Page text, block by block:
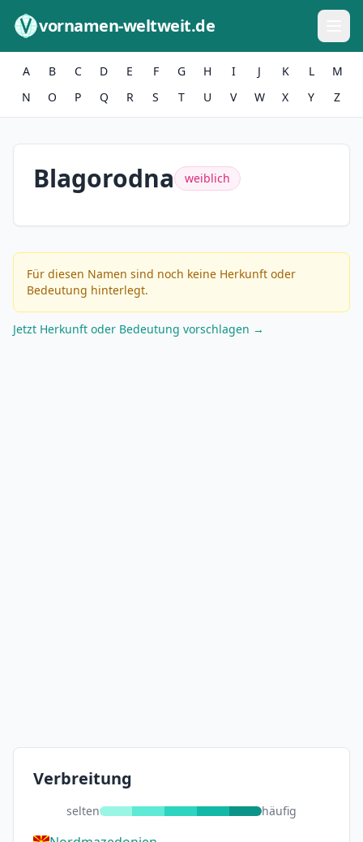
vornamen-weltweit.de
A B C D E F G H I J K L
M
N
O P Q R S T U V W X Y Z
Blagorodna weiblich
Für diesen Namen sind noch keine Herkunft oder
Bedeutung hinterlegt.
Jetzt Herkunft oder Bedeutung vorschlagen →
Verbreitung
selten häufig